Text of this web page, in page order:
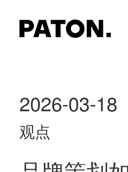
2026-03-18
观点